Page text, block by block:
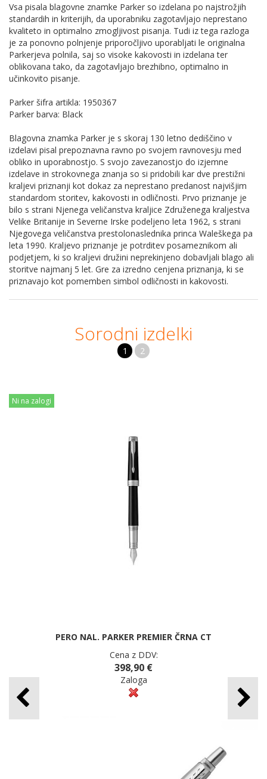
Vsa pisala blagovne znamke Parker so izdelana po najstrožjih
standardih in kriterijih, da uporabniku zagotavljajo neprestano
kvaliteto in optimalno zmogljivost pisanja. Tudi iz tega razloga
je za ponovno polnjenje priporočljivo uporabljati le originalna
Parkerjeva polnila, saj so visoke kakovosti in izdelana ter
oblikovana tako, da zagotavljajo brezhibno, optimalno in
učinkovito pisanje.
Parker šifra artikla: 1950367
Parker barva: Black
Blagovna znamka Parker je s skoraj 130 letno dediščino v
izdelavi pisal prepoznavna ravno po svojem ravnovesju med
obliko in uporabnostjo. S svojo zavezanostjo do izjemne
izdelave in strokovnega znanja so si pridobili kar dve prestižni
kraljevi priznanji kot dokaz za neprestano predanost najvišjim
standardom storitev, kakovosti in odličnosti. Prvo priznanje je
bilo s strani Njenega veličanstva kraljice Združenega kraljestva
Velike Britanije in Severne Irske podeljeno leta 1962, s strani
Njegovega veličanstva prestolonaslednika princa Waleškega pa
leta 1990. Kraljevo priznanje je potrditev posameznikom ali
podjetjem, ki so kraljevi družini neprekinjeno dobavljali blago ali
storitve najmanj 5 let. Gre za izredno cenjena priznanja, ki se
priznavajo kot pomemben simbol odličnosti in kakovosti.
Sorodni izdelki
1 2
Ni na zalogi
PERO NAL. PARKER PREMIER ČRNA CT
Cena z DDV:
398,90 €
Zaloga